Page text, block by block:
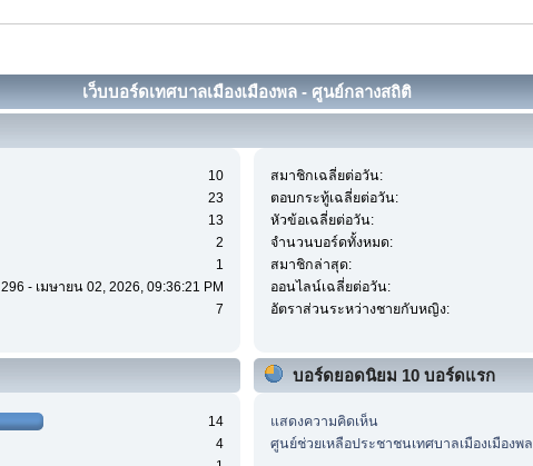
เว็บบอร์ดเทศบาลเมืองเมืองพล - ศูนย์กลางสถิติ
10
23
13
2
1
296 - เมษายน 02, 2026, 09:36:21 PM
7
สมาชิกเฉลี่ยต่อวัน:
ตอบกระทู้เฉลี่ยต่อวัน:
หัวข้อเฉลี่ยต่อวัน:
จำนวนบอร์ดทั้งหมด:
สมาชิกล่าสุด:
ออนไลน์เฉลี่ยต่อวัน:
อัตราส่วนระหว่างชายกับหญิง:
14
4
บอร์ดยอดนิยม 10 บอร์ดแรก
แสดงความคิดเห็น
ศูนย์ช่วยเหลือประชาชนเทศบาลเมืองเมืองพล